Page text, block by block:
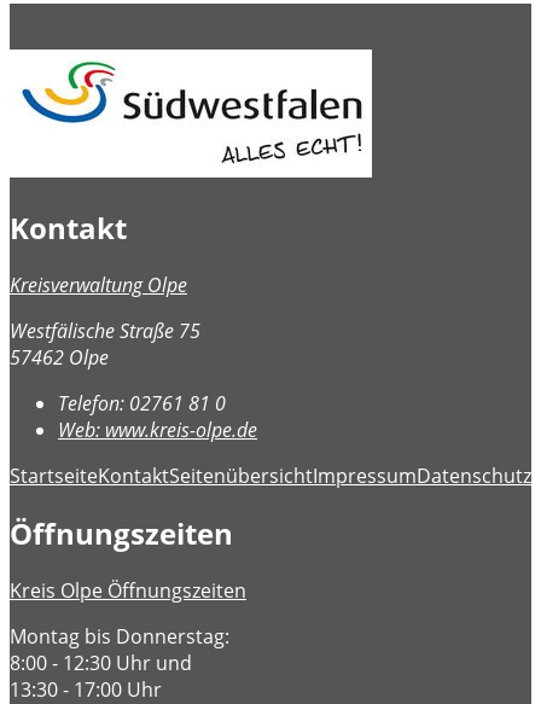
Kontakt
Kreisverwaltung Olpe
Westfälische Straße 75
57462 Olpe
Telefon: 02761 81 0
Web: www.kreis-olpe.de
StartseiteKontaktSeitenübersichtImpressumDatenschutz
Öffnungszeiten
Kreis Olpe Öffnungszeiten
Montag bis Donnerstag:
8:00 - 12:30 Uhr und
13:30 - 17:00 Uhr